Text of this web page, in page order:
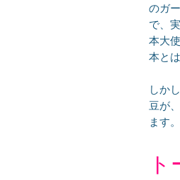
のガ
で、
本大
本と
しか
豆が
ます。